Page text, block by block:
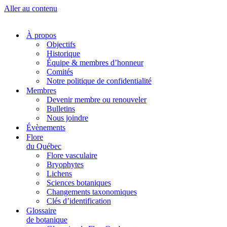
Aller au contenu
À propos
Objectifs
Historique
Équipe & membres d’honneur
Comités
Notre politique de confidentialité
Membres
Devenir membre ou renouveler
Bulletins
Nous joindre
Évènements
Flore
du Québec
Flore vasculaire
Bryophytes
Lichens
Sciences botaniques
Changements taxonomiques
Clés d’identification
Glossaire
de botanique